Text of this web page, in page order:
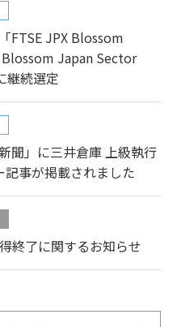
FTSE JPX Blossom
Japan Sector
継続選定
聞」に三井倉庫 上級執行
事が掲載されました
終了に関するお知らせ